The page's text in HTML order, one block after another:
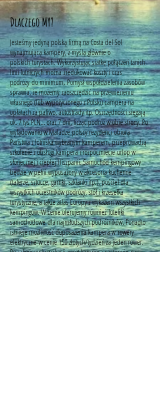
Dlaczego MY?
Jesteśmy jedyną polską firmą na Costa del Sol
wynajmującą kampery, z myślą głównie o
polskich turystach. Wykorzystując siatkę połączeń tanich
linii lotniczych można zredukować koszty i czas
podróży do minimum. Pomysł współdzielenia zasobów
sprawia, że możemy zaoszczędzić na przewiezieniu
własnego (lub wypożyczonego z Polski) campera na
opłatach za paliwo, autostrady itp. Oszczędności sięgają
ok. 7 tyś PLN… oraz 7 dni, licząc podróż w obie strony. Po
wylądowaniu w Maladze polscy rezydenci obiorą
Państwa z lotniska wybranym kamperem, przeprowadzą
szkolenie z obsługi kampera i rozpoczniecie urlop w
słonecznej i ciepłej Hiszpanii. Samochód kempingowy
będzie w pełni wyposażony w akcesoria kuchenne
(talerze, sztućce, garnki, szklanki itp.), pościel dla
wszystkich uczestników podróży, stół i krzesełka
turystyczne, a także atlas Europy z wykazem wszystkich
kempingów. W cenie oferujemy również foteliki
samochodowe dla najmłodszych podróżników. Ponadto
istnieje możliwość doposażenia kampera w rowery
elektryczne w cenie 150 złotych/tydzień za jeden rower.
Po zakończeniu wakacji zwrot kampera następuje na